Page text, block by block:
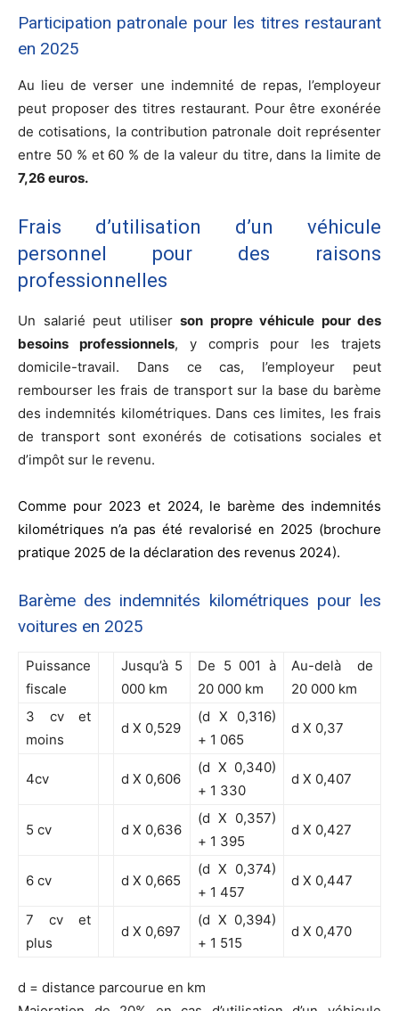
Participation patronale pour les titres restaurant
en 2025
Au lieu de verser une indemnité de repas, l’employeur
peut proposer des titres restaurant. Pour être exonérée
de cotisations, la contribution patronale doit représenter
entre 50 % et 60 % de la valeur du titre, dans la limite de
7,26 euros.
Frais d’utilisation d’un véhicule
personnel pour des raisons
professionnelles
Un salarié peut utiliser son propre véhicule pour des
besoins professionnels, y compris pour les trajets
domicile-travail. Dans ce cas, l’employeur peut
rembourser les frais de transport sur la base du barème
des indemnités kilométriques. Dans ces limites, les frais
de transport sont exonérés de cotisations sociales et
d’impôt sur le revenu.
Comme pour 2023 et 2024, le barème des indemnités
kilométriques n’a pas été revalorisé en 2025 (brochure
pratique 2025 de la déclaration des revenus 2024).
Barème des indemnités kilométriques pour les
voitures en 2025
Puissance
fiscale
Jusqu’à 5
000 km
De 5 001 à
20 000 km
Au-delà de
20 000 km
3 cv et
moins
d X 0,529
(d X 0,316)
+ 1 065
d X 0,37
4cv d X 0,606
(d X 0,340)
+ 1 330
d X 0,407
5 cv d X 0,636
(d X 0,357)
+ 1 395
d X 0,427
6 cv d X 0,665
(d X 0,374)
+ 1 457
d X 0,447
7 cv et
plus
d X 0,697
(d X 0,394)
+ 1 515
d X 0,470
d = distance parcourue en km